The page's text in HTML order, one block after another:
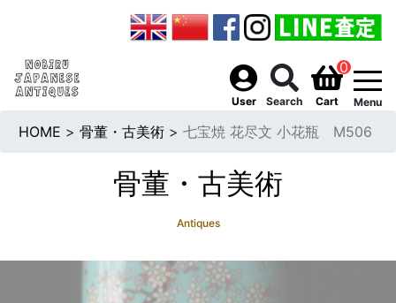
User Search
0
Cart Menu
HOME > 骨董・古美術 > 七宝焼 花尽文 小花瓶 M506
骨董・古美術
Antiques